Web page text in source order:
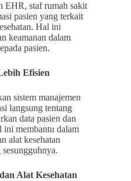
EHR, staf rumah sakit
pasien yang terkait
Hal ini
keamanan dalam
pasien.
Efisien
sistem manajemen
langsung tentang
data pasien dan
ini membantu dalam
alat kesehatan
Alat Kesehatan